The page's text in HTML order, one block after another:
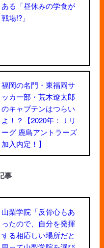
ある「昼休みの学食が
戦場!?」
福岡の名門・東福岡サ
ッカー部・荒木遼太郎
のキャプテンはつらい
よ！？【2020年：Ｊリ
ーグ 鹿島アントラーズ
加入内定！】
事
山梨学院「反骨心もあ
ったので、自分を発揮
する相応しい場所だと